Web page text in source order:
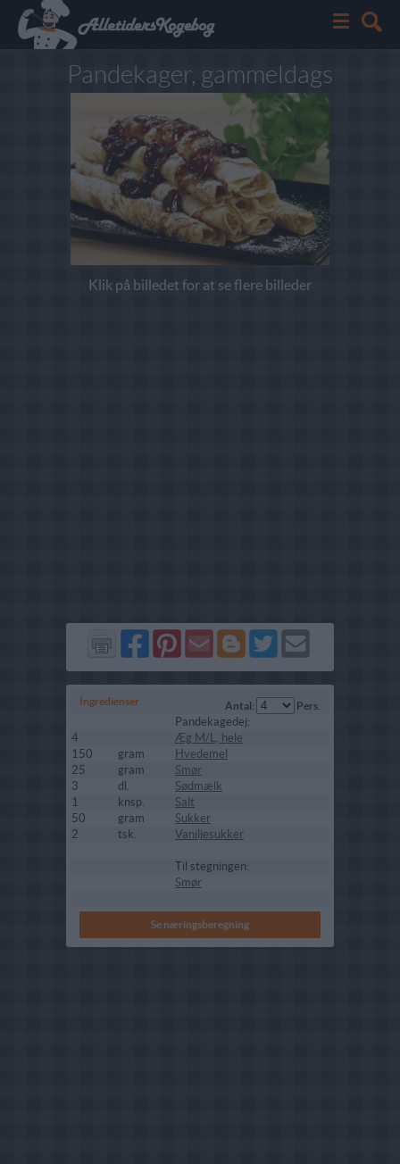
Pandekager, gammeldags
Klik på billedet for at se flere billeder
Del
på
Del
på
Send
via
Del
på
Del
på
Send
Ingredienser Antal: Pers.
Pandekagedej:
4
Æg M/L, hele
150
gram
Hvedemel
25
gram
Smør
3
dl.
Sødmælk
1
knsp.
Salt
50
gram
Sukker
2
tsk. Vaniljesukker
Til stegningen:
Smør
Se næringsberegning